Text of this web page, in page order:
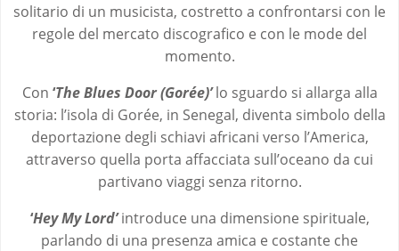
solitario di un musicista, costretto a confrontarsi con le
regole del mercato discografico e con le mode del
momento.
Con ‘The Blues Door (Gorée)’lo sguardo si allarga alla
storia: l’isola di Gorée, in Senegal, diventa simbolo della
deportazione degli schiavi africani verso l’America,
attraverso quella porta affacciata sull’oceano da cui
partivano viaggi senza ritorno.
‘Hey My Lord’ introduce una dimensione spirituale,
parlando di una presenza amica e costante che